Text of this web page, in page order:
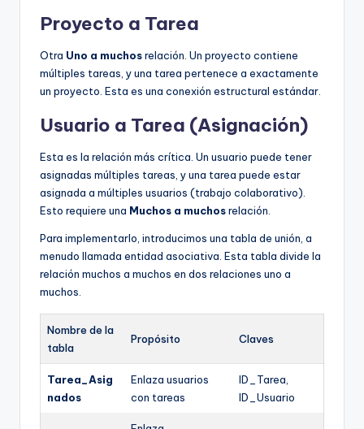
Proyecto a Tarea
Otra Uno a muchosrelación. Un proyecto contiene
múltiples tareas, y una tarea pertenece a exactamente
un proyecto. Esta es una conexión estructural estándar.
Usuario a Tarea (Asignación)
Esta es la relación más crítica. Un usuario puede tener
asignadas múltiples tareas, y una tarea puede estar
asignada a múltiples usuarios (trabajo colaborativo).
Esto requiere una Muchos a muchosrelación.
Para implementarlo, introducimos una tabla de unión, a
menudo llamada entidad asociativa. Esta tabla divide la
relación muchos a muchos en dos relaciones uno a
muchos.
Nombre de la
tabla
Propósito Claves
Tarea_Asig
nados
Enlaza usuarios
con tareas
ID_Tarea,
ID_Usuario